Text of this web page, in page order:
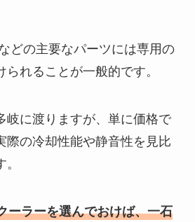
どの主要なパーツには専用の
れることが一般的です。
岐に渡りますが、単に価格で
際の冷却性能や静音性を見比
ーラーを選んでおけば、一石